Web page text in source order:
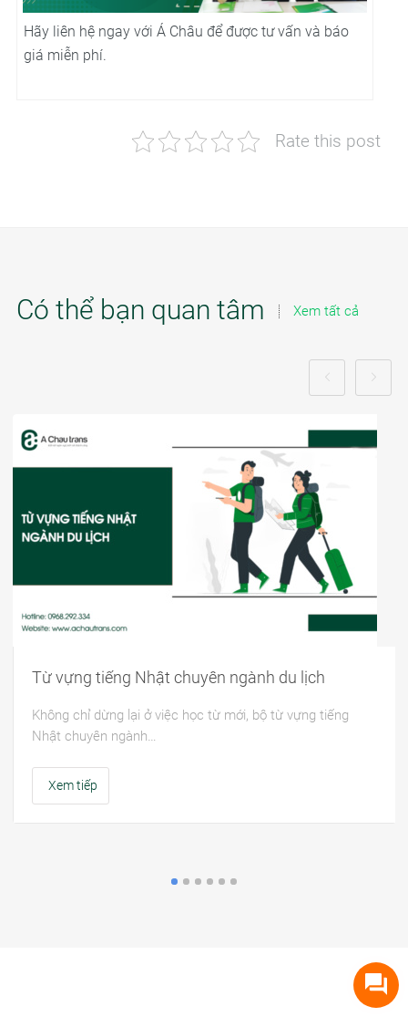
Hãy liên hệ ngay với Á Châu để được tư vấn và báo
giá miễn phí.
Rate this post
Có thể bạn quan tâm Xem tất cả
Từ vựng tiếng Nhật chuyên ngành du lịch
Không chỉ dừng lại ở việc học từ mới, bộ từ vựng tiếng
Nhật chuyên ngành…
Xem tiếp